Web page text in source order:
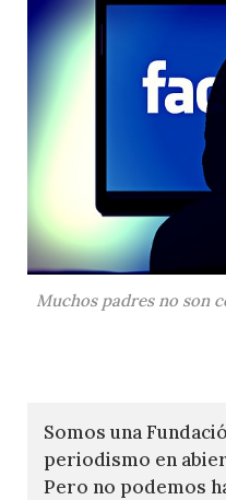
Muchos padres no son
Somos una
periodismo en
Pero no podemos